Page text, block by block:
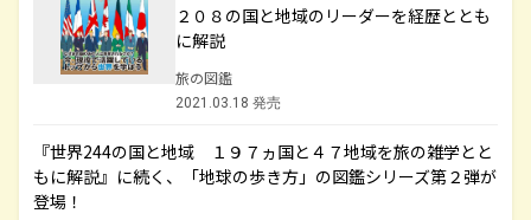
２０８の国と地域のリーダーを経歴ととも
に解説
旅の図鑑
2021.03.18 発売
『世界244の国と地域 １９７ヵ国と４７地域を旅の雑学とと
もに解説』に続く、「地球の歩き方」の図鑑シリーズ第２弾が
登場！